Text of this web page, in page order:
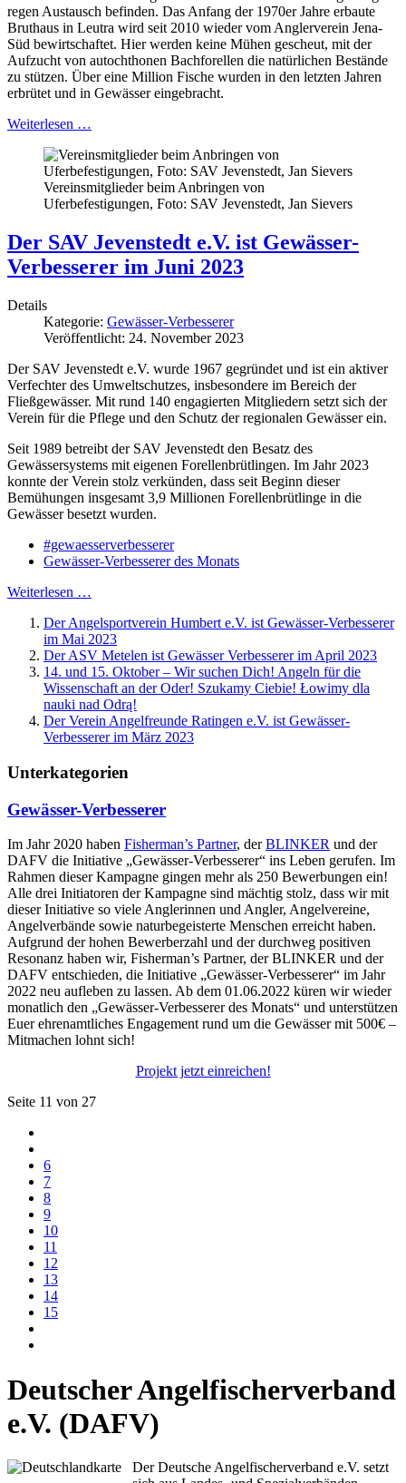
regen Austausch befinden. Das Anfang der 1970er Jahre erbaute
Bruthaus in Leutra wird seit 2010 wieder vom Anglerverein Jena-
Süd bewirtschaftet. Hier werden keine Mühen gescheut, mit der
Aufzucht von autochthonen Bachforellen die natürlichen Bestände
zu stützen. Über eine Million Fische wurden in den letzten Jahren
erbrütet und in Gewässer eingebracht.
Weiterlesen …
Vereinsmitglieder beim Anbringen von
Uferbefestigungen, Foto: SAV Jevenstedt, Jan Sievers
Der SAV Jevenstedt e.V. ist Gewässer-
Verbesserer im Juni 2023
Details
Kategorie: Gewässer-Verbesserer
Veröffentlicht: 24. November 2023
Der SAV Jevenstedt e.V. wurde 1967 gegründet und ist ein aktiver
Verfechter des Umweltschutzes, insbesondere im Bereich der
Fließgewässer. Mit rund 140 engagierten Mitgliedern setzt sich der
Verein für die Pflege und den Schutz der regionalen Gewässer ein.
Seit 1989 betreibt der SAV Jevenstedt den Besatz des
Gewässersystems mit eigenen Forellenbrütlingen. Im Jahr 2023
konnte der Verein stolz verkünden, dass seit Beginn dieser
Bemühungen insgesamt 3,9 Millionen Forellenbrütlinge in die
Gewässer besetzt wurden.
#gewaesserverbesserer
Gewässer-Verbesserer des Monats
Weiterlesen …
Der Angelsportverein Humbert e.V. ist Gewässer-Verbesserer
im Mai 2023
Der ASV Metelen ist Gewässer Verbesserer im April 2023
14. und 15. Oktober – Wir suchen Dich! Angeln für die
Wissenschaft an der Oder! Szukamy Ciebie! Łowimy dla
nauki nad Odrą!
Der Verein Angelfreunde Ratingen e.V. ist Gewässer-
Verbesserer im März 2023
Unterkategorien
Gewässer-Verbesserer
Im Jahr 2020 haben Fisherman’s Partner, derBLINKER und der
DAFV die Initiative „Gewässer-Verbesserer“ ins Leben gerufen. Im
Rahmen dieser Kampagne gingen mehr als 250 Bewerbungen ein!
Alle drei Initiatoren der Kampagne sind mächtig stolz, dass wir mit
dieser Initiative so viele Anglerinnen und Angler, Angelvereine,
Angelverbände sowie naturbegeisterte Menschen erreicht haben.
Aufgrund der hohen Bewerberzahl und der durchweg positiven
Resonanz haben wir, Fisherman’s Partner, der BLINKER und der
DAFV entschieden, die Initiative „Gewässer-Verbesserer“ im Jahr
2022 neu aufleben zu lassen. Ab dem 01.06.2022 küren wir wieder
monatlich den „Gewässer-Verbesserer des Monats“ und unterstützen
Euer ehrenamtliches Engagement rund um die Gewässer mit 500€ –
Mitmachen lohnt sich!
Projekt jetzt einreichen!
Seite 11 von 27
6
7
8
9
10
11
12
13
14
15
Deutscher Angelfischerverband
e.V. (DAFV)
Der Deutsche Angelfischerverband e.V. setzt